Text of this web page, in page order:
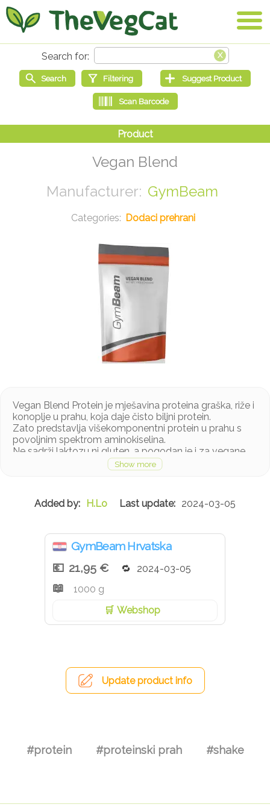
Vegan Blend
GymBeam
Dodaci prehrani
Vegan Blend Protein je mješavina proteina graška, riže i
konoplje u prahu, koja daje čisto biljni protein.
Zato predstavlja višekomponentni protein u prahu s
povoljnim spektrom aminokiselina.
Ne sadrži laktozu ni gluten, a pogodan je i za vegane.
Osim toga, sigurno će ga cijeniti svi oni koji su
intolerantni na gluten ili su alergični na kravlje mlijeko.
visokokvalitetne biljne proteine, a također je i izvor
željeza i cinka.pecijalno za vegane i vegetarijance, te ne
H.Lo 2024-03-05
GymBeam Hrvatska
21,95 €
2024-03-05
1000 g
Webshop
Update product info
#protein #proteinski prah #shake